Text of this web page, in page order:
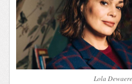
Lola Dewaere